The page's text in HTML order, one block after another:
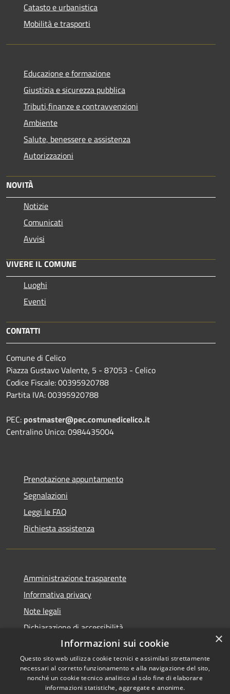
Catasto e urbanistica
Mobilità e trasporti
Educazione e formazione
Giustizia e sicurezza pubblica
Tributi,finanze e contravvenzioni
Ambiente
Salute, benessere e assistenza
Autorizzazioni
NOVITÀ
Notizie
Comunicati
Avvisi
VIVERE IL COMUNE
Luoghi
Eventi
CONTATTI
Comune di Celico
Piazza Gustavo Valente, 5 - 87053 - Celico
Codice Fiscale: 00395920788
Partita IVA: 00395920788
PEC: postmaster@pec.comunedicelico.it
Centralino Unico: 0984435004
Prenotazione appuntamento
Segnalazioni
Leggi le FAQ
Richiesta assistenza
Amministrazione trasparente
Informativa privacy
Note legali
Dichiarazione di accessibilità
Accessibilità
Copyright © 2026 • Comune di
Celico • Powered by
×
Informazioni sui cookie
Questo sito web utilizza cookie tecnici e assimilati strettamente
necessari al corretto funzionamento e alla navigazione del sito,
nonché un cookie tecnico analitico al solo fine di elaborare
informazioni statistiche, aggregate e anonime.